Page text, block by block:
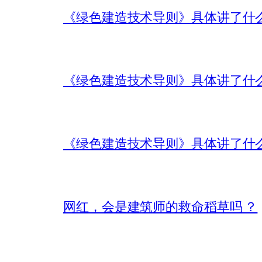
《绿色建造技术导则》具体讲了什
《绿色建造技术导则》具体讲了什
《绿色建造技术导则》具体讲了什
网红，会是建筑师的救命稻草吗 ？